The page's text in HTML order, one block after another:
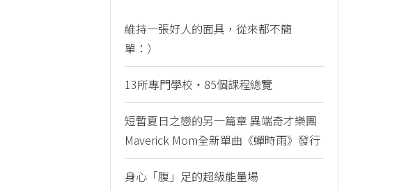
維持一張好人的面具，從來都不簡
單：）
13所專門學校・85個課程總覽
短暫夏日之戀的另一篇章 異端奇才樂團
Maverick Mom全新單曲《蟬時雨》發行
身心「腹」足的超級能量場